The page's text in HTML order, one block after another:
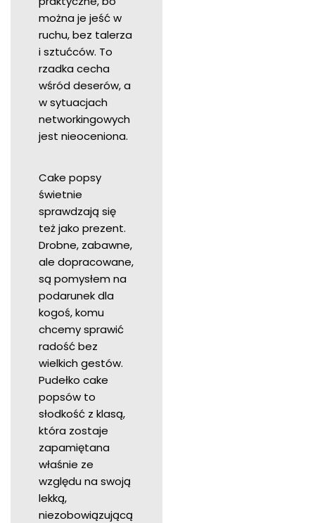
można je jeść w
ruchu, bez talerza
i sztućców. To
rzadka cecha
wśród deserów, a
w sytuacjach
networkingowych
jest nieoceniona.
Cake popsy
świetnie
sprawdzają się
też jako prezent.
Drobne, zabawne,
ale dopracowane,
są pomysłem na
podarunek dla
kogoś, komu
chcemy sprawić
radość bez
wielkich gestów.
Pudełko cake
popsów to
słodkość z klasą,
która zostaje
zapamiętana
właśnie ze
względu na swoją
lekką,
niezobowiązującą